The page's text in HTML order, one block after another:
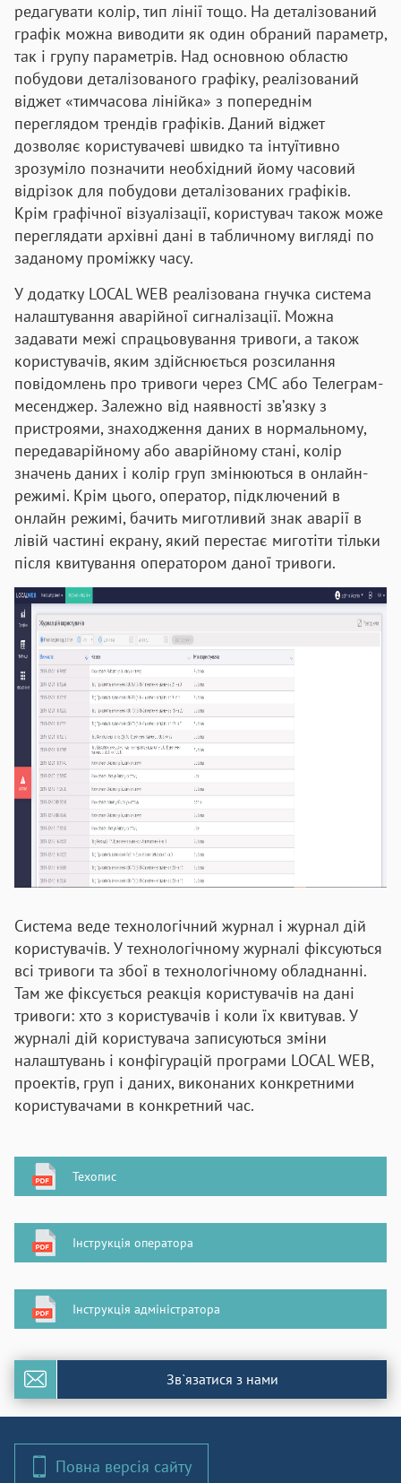
редагувати колір, тип лінії тощо. На деталізований
графік можна виводити як один обраний параметр,
так і групу параметрів. Над основною областю
побудови деталізованого графіку, реалізований
віджет «тимчасова лінійка» з попереднім
переглядом трендів графіків. Даний віджет
дозволяє користувачеві швидко та інтуїтивно
зрозуміло позначити необхідний йому часовий
відрізок для побудови деталізованих графіків.
Крім графічної візуалізації, користувач також може
переглядати архівні дані в табличному вигляді по
заданому проміжку часу.
У додатку LOCAL WEB реалізована гнучка система
налаштування аварійної сигналізації. Можна
задавати межі спрацьовування тривоги, а також
користувачів, яким здійснюється розсилання
повідомлень про тривоги через СМС або Телеграм-
месенджер. Залежно від наявності зв’язку з
пристроями, знаходження даних в нормальному,
передаварійному або аварійному стані, колір
значень даних і колір груп змінюються в онлайн-
режимі. Крім цього, оператор, підключений в
онлайн режимі, бачить миготливий знак аварії в
лівій частині екрану, який перестає миготіти тільки
після квитування оператором даної тривоги.
Система веде технологічний журнал і журнал дій
користувачів. У технологічному журналі фіксуються
всі тривоги та збої в технологічному обладнанні.
Там же фіксується реакція користувачів на дані
тривоги: хто з користувачів і коли їх квитував. У
журналі дій користувача записуються зміни
налаштувань і конфігурацій програми LOCAL WEB,
проектів, груп і даних, виконаних конкретними
користувачами в конкретний час.
Техопис
Інструкція оператора
Інструкція адміністратора
Зв`язатися з нами
Повна версія сайту